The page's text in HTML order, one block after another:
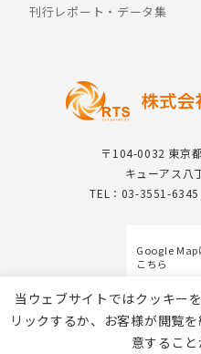
〒104-0032 東京
キューアス八
TEL：03-3551-
Google Map
こちら
刊行レポート・データ集
当ウェブサイトではクッキー
リックするか、お客様が閲覧
意すること